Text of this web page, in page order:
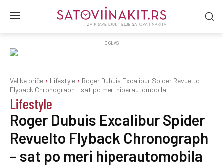
- OGLAS -
Velike priče Lifestyle
Roger Dubuis Excalibur Spider Revuelto
Flyback Chronograph - sat po meri hiperautomobila
Lifestyle
Roger Dubuis Excalibur Spider
Revuelto Flyback Chronograph
– sat po meri hiperautomobila